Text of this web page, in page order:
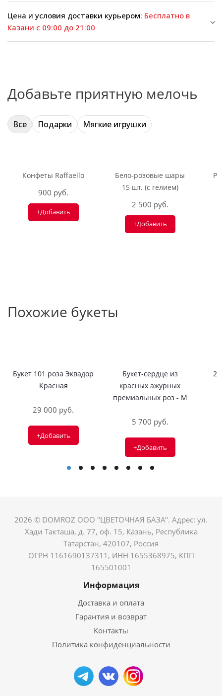
Цена и условия доставки курьером: Бесплатно в
Казани с 09:00 до 21:00
Добавьте приятную мелочь
Все Подарки Мягкие игрушки
Конфеты Raffaello
900 руб.
+Добавить
Бело-розовые шары
15 шт. (с гелием)
2 500 руб.
+Добавить
Похожие букеты
Букет 101 роза Эквадор
Красная
29 000 руб.
+Добавить
Букет-сердце из
красных ажурных
премиальных роз - M
5 700 руб.
+Добавить
2026 © DOMROZ ООО "ЦВЕТОЧНАЯ БАЗА". Адрес: ул.
Хади Такташа, д. 77, оф. 15, Казань, Республика
Татарстан, 420107, Россия
ОГРН 1161690137311, ИНН 1655368975, КПП
165501001
Информация
Доставка и оплата
Гарантия и возврат
Контакты
Политика конфиденциальности